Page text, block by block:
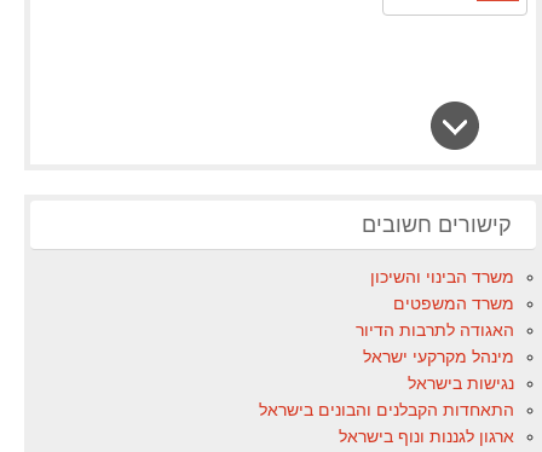
קישורים חשובים
משרד הבינוי והשיכון
משרד המשפטים
האגודה לתרבות הדיור
מינהל מקרקעי ישראל
נגישות בישראל
התאחדות הקבלנים והבונים בישראל
ארגון לגננות ונוף בישראל